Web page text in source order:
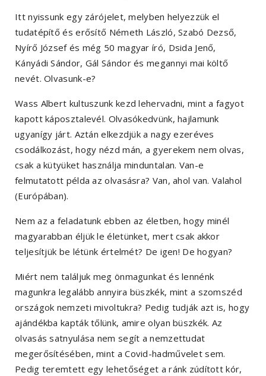
Itt nyissunk egy zárójelet, melyben helyezzük el
tudatépítő és erősítő Németh László, Szabó Dezső,
Nyírő József és még 50 magyar író, Dsida Jenő,
Kányádi Sándor, Gál Sándor és megannyi mai költő
nevét. Olvasunk-e?
Wass Albert kultuszunk kezd lehervadni, mint a fagyot
kapott káposztalevél. Olvasókedvünk, hajlamunk
ugyanígy járt. Aztán elkezdjük a nagy ezeréves
csodálkozást, hogy nézd mán, a gyerekem nem olvas,
csak a kütyüket használja minduntalan. Van-e
felmutatott példa az olvasásra? Van, ahol van. Valahol
(Európában).
Nem az a feladatunk ebben az életben, hogy minél
magyarabban éljük le életünket, mert csak akkor
teljesítjük be létünk értelmét? De igen! De hogyan?
Miért nem találjuk meg önmagunkat és lennénk
magunkra legalább annyira büszkék, mint a szomszéd
országok nemzeti mivoltukra? Pedig tudják azt is, hogy
ajándékba kapták tőlünk, amire olyan büszkék. Az
olvasás satnyulása nem segít a nemzettudat
megerősítésében, mint a Covid-hadművelet sem.
Pedig teremtett egy lehetőséget a ránk zúdított kór,